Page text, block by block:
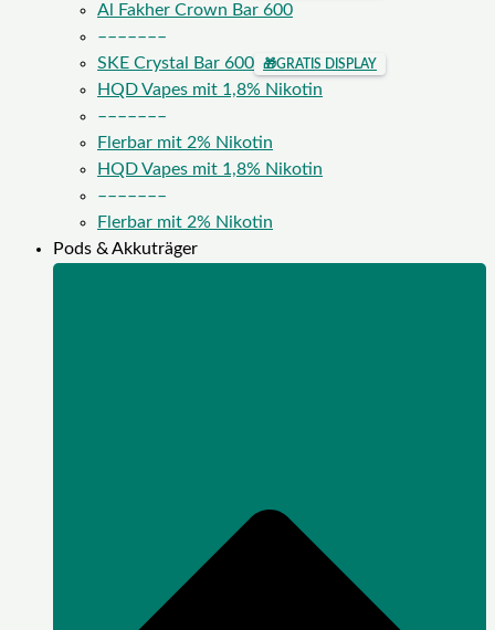
Al Fakher Crown Bar 600
–––––––
SKE Crystal Bar 600
🎁GRATIS DISPLAY
HQD Vapes mit 1,8% Nikotin
–––––––
Flerbar mit 2% Nikotin
HQD Vapes mit 1,8% Nikotin
–––––––
Flerbar mit 2% Nikotin
Pods & Akkuträger